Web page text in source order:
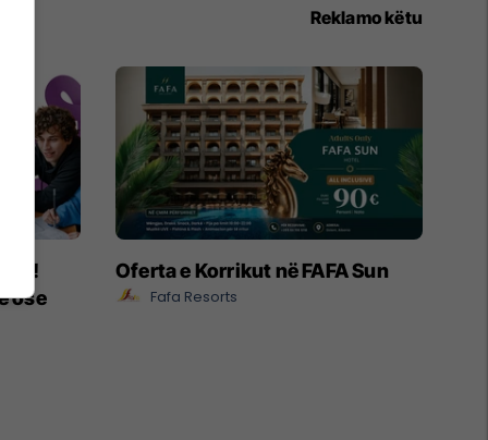
Reklamo këtu
ose
Oferta e Korrikut në FAFA Sun
Fafa Resorts